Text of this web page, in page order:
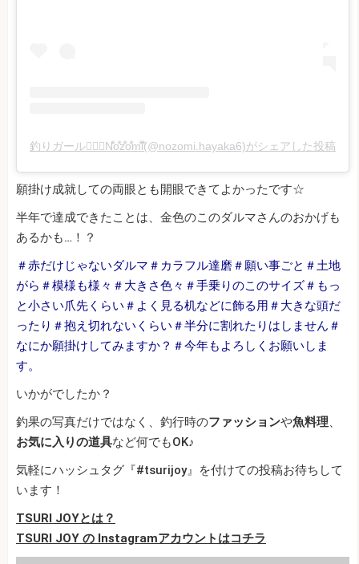
釣りガール🧜🏻‍♀️N⃰o⃰z⃰o⃰m⃰i⃰(@nozomi.hayaka6)がシェアした投稿
願掛け成就しての両眼とも開眼できてよかったです☆
半年で達成できたことは、金色のこのダルマさんのおかげも
あるかも…！？
＃赤だけじゃないダルマ＃カラフル達磨＃願い事ごと＃土地
がら＃模様も様々＃大きさ色々＃手乗りのこのサイズ＃もっ
と小さい爪先くらい＃よく見る机などに飾る用＃大きな頭だ
ったり＃抱え切れないくらい＃半分に割れたりはしません＃
なにか願掛けしてみますか？＃今年もよろしくお願いしま
す。
いかがでしたか？
釣果の写真だけではなく、釣行時のファッションや魚料理、
お気に入りの道具など何でもOK♪
気軽にハッシュタグ『#tsurijoy』を付けての投稿お待ちして
います！
TSURI JOYとは？
TSURI JOY の Instagramアカウントはコチラ